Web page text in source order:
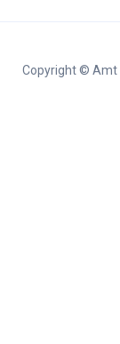
Copyright © Amt